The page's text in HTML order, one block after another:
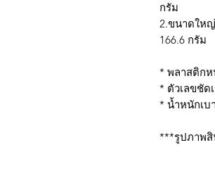
กรัม
2.ขนาดให
166.6 กรัม
* พลาสติก
* ตัวเลขชัด
* น้ำหนักเบา
***รูปภาพสิ